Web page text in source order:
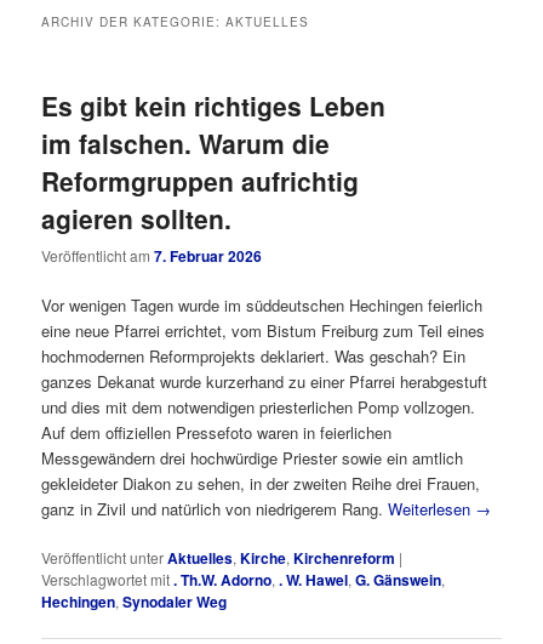
ARCHIV DER KATEGORIE:AKTUELLES
Es gibt kein richtiges Leben
im falschen. Warum die
Reformgruppen aufrichtig
agieren sollten.
Veröffentlicht am7. Februar 2026
Vor wenigen Tagen wurde im süddeutschen Hechingen feierlich
eine neue Pfarrei errichtet, vom Bistum Freiburg zum Teil eines
hochmodernen Reformprojekts deklariert. Was geschah? Ein
ganzes Dekanat wurde kurzerhand zu einer Pfarrei herabgestuft
und dies mit dem notwendigen priesterlichen Pomp vollzogen.
Auf dem offiziellen Pressefoto waren in feierlichen
Messgewändern drei hochwürdige Priester sowie ein amtlich
gekleideter Diakon zu sehen, in der zweiten Reihe drei Frauen,
ganz in Zivil und natürlich von niedrigerem Rang.Weiterlesen →
Veröffentlicht unterAktuelles,Kirche,Kirchenreform |
Verschlagwortet mit. Th.W. Adorno,. W. Hawel,G. Gänswein,
Hechingen,Synodaler Weg